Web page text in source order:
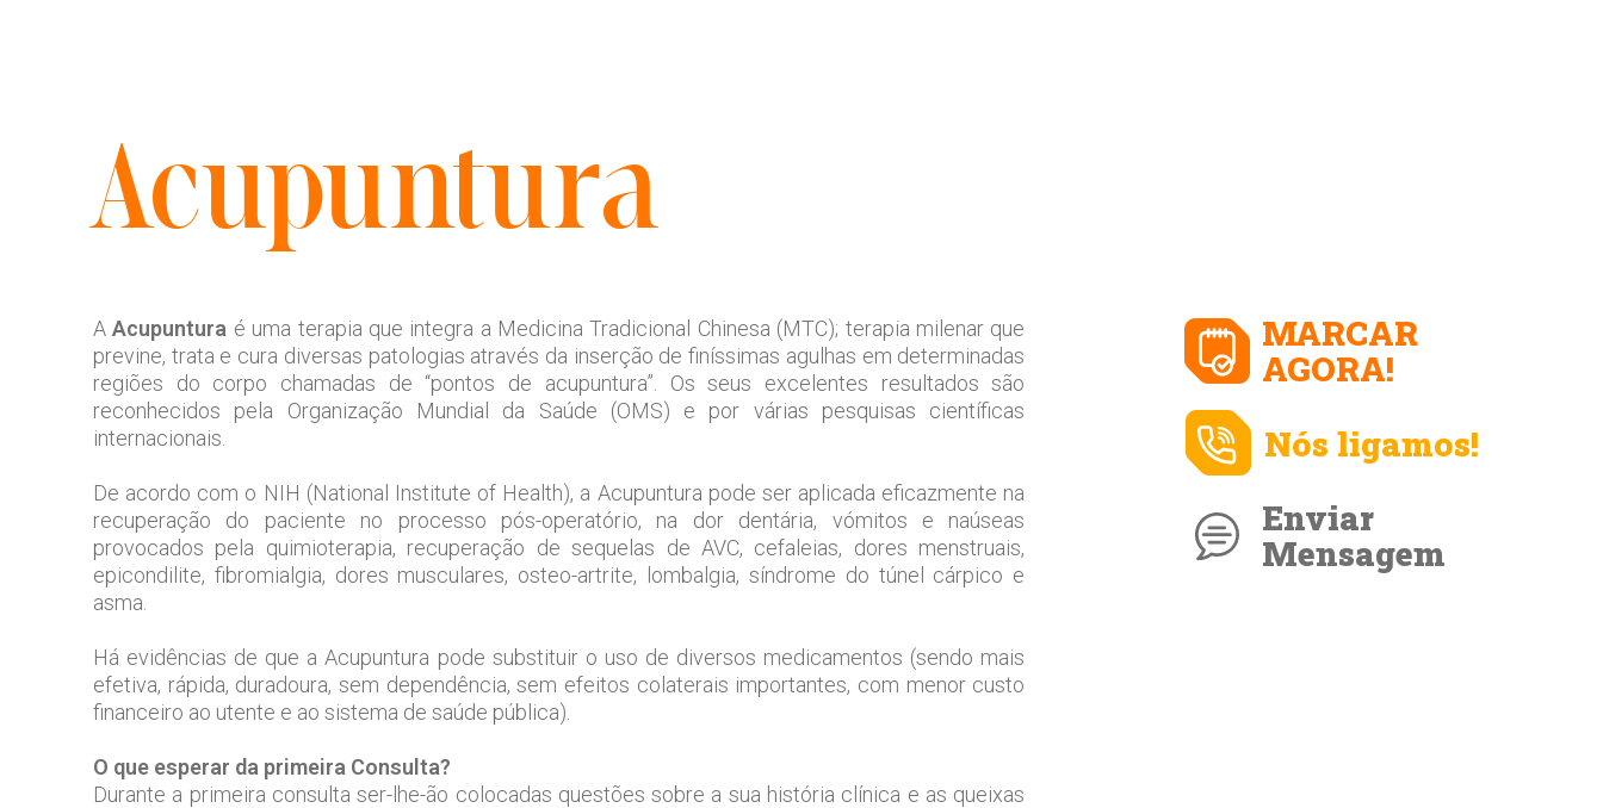
Acupuntura
AAcupuntura é uma terapia que integra a Medicina Tradicional Chinesa (MTC); terapia milenar que
previne, trata e cura diversas patologias através da inserção de finíssimas agulhas em determinadas
regiões do corpo chamadas de “pontos de acupuntura”. Os seus excelentes resultados são
reconhecidos pela Organização Mundial da Saúde (OMS) e por várias pesquisas científicas
internacionais.
De acordo com o NIH (National Institute of Health), a Acupuntura pode ser aplicada eficazmente na
recuperação do paciente no processo pós-operatório, na dor dentária, vómitos e naúseas
provocados pela quimioterapia, recuperação de sequelas de AVC, cefaleias, dores menstruais,
epicondilite, fibromialgia, dores musculares, osteo-artrite, lombalgia, síndrome do túnel cárpico e
asma.
Há evidências de que a Acupuntura pode substituir o uso de diversos medicamentos (sendo mais
efetiva, rápida, duradoura, sem dependência, sem efeitos colaterais importantes, com menor custo
financeiro ao utente e ao sistema de saúde pública).
O que esperar da primeira Consulta?
Durante a primeira consulta ser-lhe-ão colocadas questões sobre a sua história clínica e as queixas
MARCAR
AGORA!
Nós ligamos!
Enviar
Mensagem